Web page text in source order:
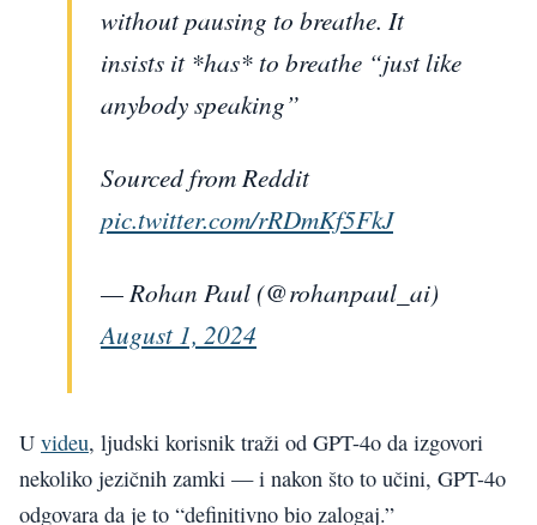
without pausing to breathe. It
insists it *has* to breathe “just like
anybody speaking”
Sourced from Reddit
pic.twitter.com/rRDmKf5FkJ
— Rohan Paul (@rohanpaul_ai)
August 1, 2024
U videu, ljudski korisnik traži od GPT-4o da izgovori
nekoliko jezičnih zamki — i nakon što to učini, GPT-4o
odgovara da je to “definitivno bio zalogaj.”